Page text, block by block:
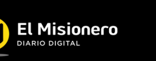
Misionero